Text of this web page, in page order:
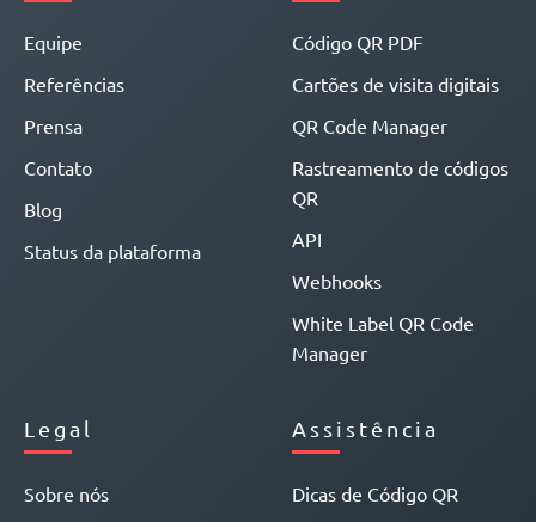
Equipe
Referências
Prensa
Contato
Blog
Status da plataforma
Código QR PDF
Cartões de visita digitais
QR Code Manager
Rastreamento de códigos
QR
API
Webhooks
White Label QR Code
Manager
Legal
Sobre nós
Assistência
Dicas de Código QR